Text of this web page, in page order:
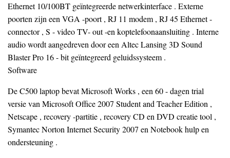
Ethernet 10/100BT geïntegreerde netwerkinterface . Externe
poorten zijn een VGA -poort , RJ 11 modem , RJ 45 Ethernet -
connector , S - video TV- out -en koptelefoonaansluiting . Interne
audio wordt aangedreven door een Altec Lansing 3D Sound
Blaster Pro 16 - bit geïntegreerd geluidssysteem .
Software
De C500 laptop bevat Microsoft Works , een 60 - dagen trial
versie van Microsoft Office 2007 Student and Teacher Edition ,
Netscape , recovery -partitie , recovery CD en DVD creatie tool ,
Symantec Norton Internet Security 2007 en Notebook hulp en
ondersteuning .